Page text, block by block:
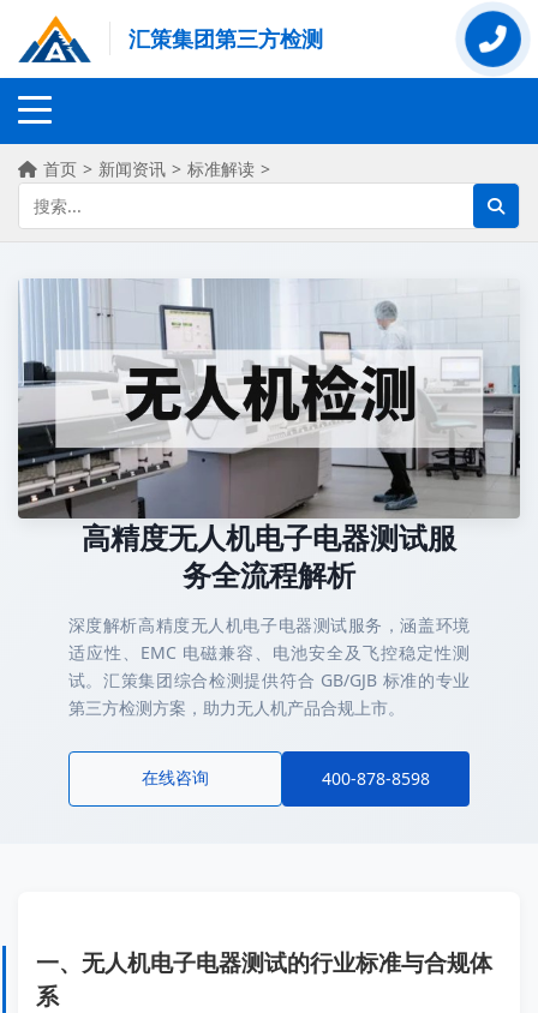
汇策集团第三方检测
首页 > 新闻资讯 > 标准解读 >
高精度无人机电子电器测试服
务全流程解析
深度解析高精度无人机电子电器测试服务，涵盖环境
适应性、EMC 电磁兼容、电池安全及飞控稳定性测
试。汇策集团综合检测提供符合 GB/GJB 标准的专业
第三方检测方案，助力无人机产品合规上市。
在线咨询 400-878-8598
一、无人机电子电器测试的行业标准与合规体
系